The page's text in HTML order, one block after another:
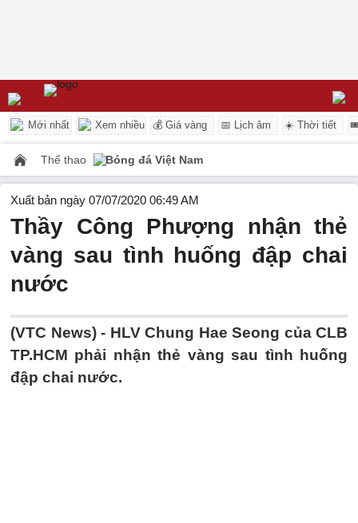
Mới nhất Xem nhiều 💰 Giá vàng 📅 Lịch âm ☀️ Thời tiết
Thể thao Bóng đá Việt Nam
Xuất bản ngày 07/07/2020 06:49 AM
Thầy Công Phượng nhận thẻ
vàng sau tình huống đập chai
nước
(VTC News) - HLV Chung Hae Seong của CLB
TP.HCM phải nhận thẻ vàng sau tình huống
đập chai nước.